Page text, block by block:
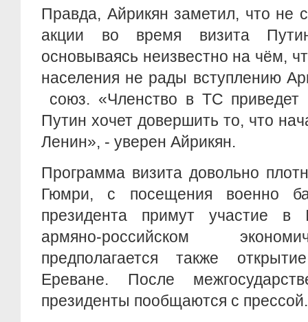
Правда, Айрикян заметил, что не
акции во время визита
основываясь неизвестно на чём,
населения не рады вступлению
союз. «Членство в ТС
Путин хочет довершить то, что
Ленин», - уверен Айрикян.
Программа визита довольно
Гюмри, с посещения военно
президента примут участие в
армяно-российском
предполагается также
Ереване. После
президенты пообщаются с